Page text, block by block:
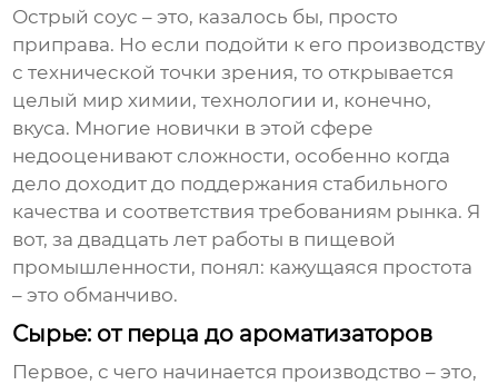
Острый соус – это, казалось бы, просто
приправа. Но если подойти к его производству
с технической точки зрения, то открывается
целый мир химии, технологии и, конечно,
вкуса. Многие новички в этой сфере
недооценивают сложности, особенно когда
дело доходит до поддержания стабильного
качества и соответствия требованиям рынка. Я
вот, за двадцать лет работы в пищевой
промышленности, понял: кажущаяся простота
– это обманчиво.
Сырье: от перца до ароматизаторов
Первое, с чего начинается производство – это,